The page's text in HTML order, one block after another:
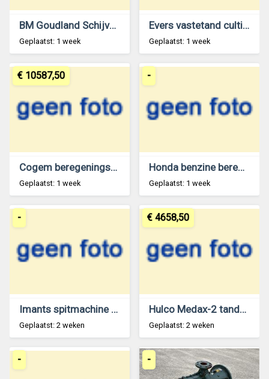
BM Goudland Schijveneg
Geplaatst: 1 week
Evers vastetand cultivator 3 mtr
Geplaatst: 1 week
Cogem beregeningspomp
Geplaatst: 1 week
€ 10587,50
Honda benzine beregeningspomp
Geplaatst: 1 week
-
Imants spitmachine 2.1 mtr
Geplaatst: 2 weken
-
Hulco Medax-2 tandemas aanhangwagen
Geplaatst: 2 weken
€ 4658,50
- -